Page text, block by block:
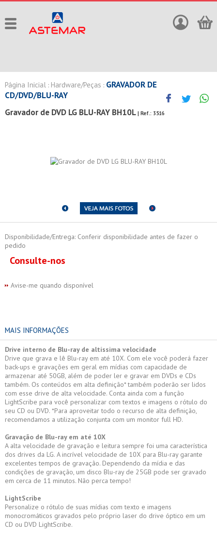
Página Inicial : Hardware/Peças : GRAVADOR DE
CD/DVD/BLU-RAY
Gravador de DVD LG BLU-RAY BH10L | Ref.: 3516
Disponibilidade/Entrega: Conferir disponibilidade antes de fazer o
pedido
Consulte-nos
Avise-me quando disponível
MAIS INFORMAÇÕES
Drive interno de Blu-ray de altíssima velocidade
Drive que grava e lê Blu-ray em até 10X. Com ele você poderá fazer
back-ups e gravações em geral em mídias com capacidade de
armazenar até 50GB, além de poder ler e gravar em DVDs e CDs
também. Os conteúdos em alta definição* também poderão ser lidos
com esse drive de alta velocidade. Conta ainda com a função
LightScribe para você personalizar com textos e imagens o rótulo do
seu CD ou DVD. *Para aproveitar todo o recurso de alta definição,
recomendamos a utilização conjunta com um monitor full HD.
Gravação de Blu-ray em até 10X
A alta velocidade de gravação e leitura sempre foi uma característica
dos drives da LG. A incrível velocidade de 10X para Blu-ray garante
excelentes tempos de gravação. Dependendo da mídia e das
condições de gravação, um disco Blu-ray de 25GB pode ser gravado
em cerca de 11 minutos. Não perca tempo!
LightScribe
Personalize o rótulo de suas mídias com texto e imagens
monocromáticos gravados pelo próprio laser do drive óptico em um
CD ou DVD LightScribe.